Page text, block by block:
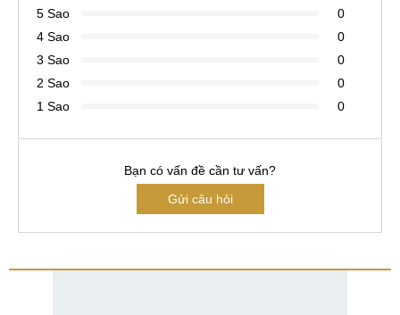
5 Sao
0
4 Sao
0
3 Sao
0
2 Sao
0
1 Sao
0
Bạn có vấn đề cần tư vấn?
Gửi câu hỏi